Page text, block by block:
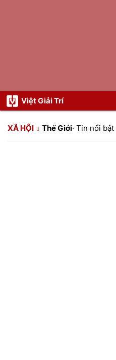
Việt Giải Trí
XÃ HỘI Thế Giới· Tin nổi bật